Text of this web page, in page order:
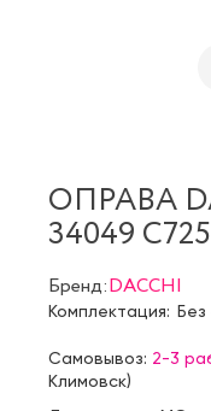
ОПРАВА
34049 C725
Бренд:DACCHI
Комплектация: Без
Самовывоз: 2-3
Климовск)